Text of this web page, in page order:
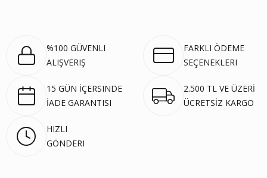
%100 GÜVENLI
ALIŞVERIŞ
FARKLI ÖDEME
SEÇENEKLERI
15 GÜN İÇERSINDE
İADE GARANTISI
2.500 TL VE ÜZERİ
ÜCRETSİZ KARGO
HIZLI
GÖNDERI